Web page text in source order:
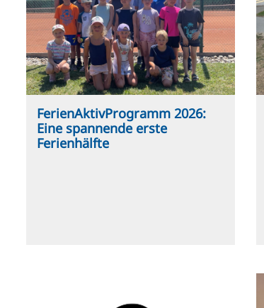
FerienAktivProgramm 2026:
Eine spannende erste
Ferienhälfte